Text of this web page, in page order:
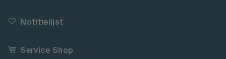
Notitielijst
Service Shop